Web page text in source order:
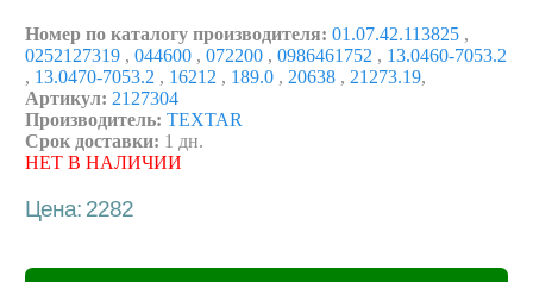
Номер по каталогу производителя: 01.07.42.113825 ,
0252127319 , 044600 , 072200 , 0986461752 , 13.0460-7053.2
, 13.0470-7053.2 , 16212 , 189.0 , 20638 , 21273.19,
Артикул: 2127304
Производитель: TEXTAR
Срок доставки: 1 дн.
НЕТ В НАЛИЧИИ
Цена: 2282